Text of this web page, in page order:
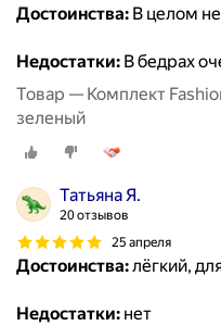
Достоинства: В целом
Недостатки: В бедрах
Товар — Комплект
зеленый
Татьяна Я.
20 отзывов
25 апреля
Достоинства:лёгкий,
Недостатки: нет